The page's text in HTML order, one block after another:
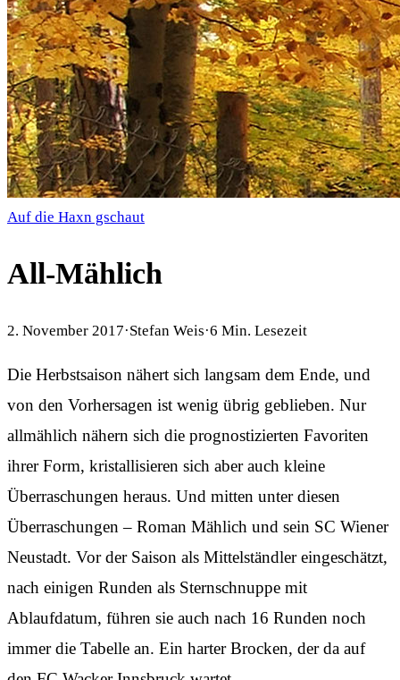
Auf die Haxn gschaut
All-Mählich
2. November 2017·Stefan Weis·6 Min. Lesezeit
Die Herbstsaison nähert sich langsam dem Ende, und
von den Vorhersagen ist wenig übrig geblieben. Nur
allmählich nähern sich die prognostizierten Favoriten
ihrer Form, kristallisieren sich aber auch kleine
Überraschungen heraus. Und mitten unter diesen
Überraschungen – Roman Mählich und sein SC Wiener
Neustadt. Vor der Saison als Mittelständler eingeschätzt,
nach einigen Runden als Sternschnuppe mit
Ablaufdatum, führen sie auch nach 16 Runden noch
immer die Tabelle an. Ein harter Brocken, der da auf